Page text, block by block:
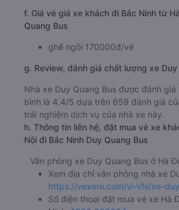
Cầu Bồ Sơn
Quang Bus
ghế ngồi 170000đ/vé
g. Review, đánh giá chất lượng xe Duy
Nhà xe Duy Quang Bus được đánh giá
bình là 4.4/5 dựa trên 659 đánh giá
trải nghiệm dịch vụ của nhà xe này.
h. Thông tin liên hệ, đặt mua vé xe
Nội đi Bắc Ninh Duy Quang Bus
Văn phòng xe Duy Quang Bus ở Hà